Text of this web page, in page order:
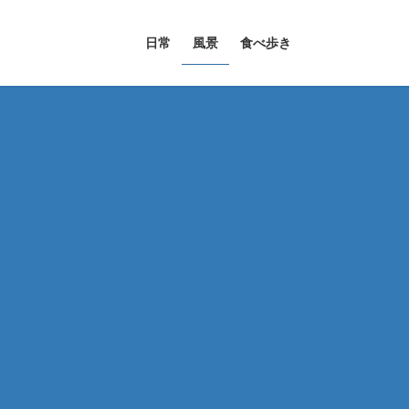
日常 風景 食べ歩き